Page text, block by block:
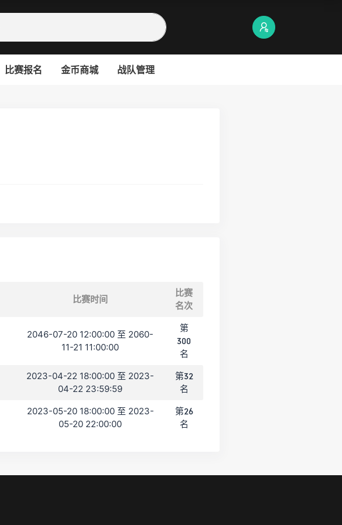
比赛报名 金币商城 战队管理
比赛时间
比赛
名次
2046-07-20 12:00:00 至 2060-
11-21 11:00:00
第
300
名
2023-04-22 18:00:00 至 2023-
04-22 23:59:59
第32
名
2023-05-20 18:00:00 至 2023-
05-20 22:00:00
第26
名